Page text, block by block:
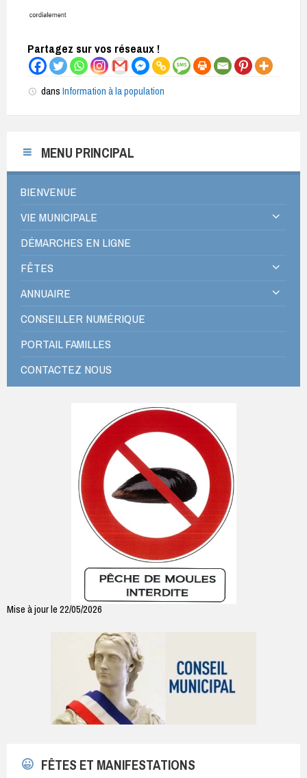
Partagez sur vos réseaux !
dans Information à la population
MENU PRINCIPAL
BIENVENUE
VIE MUNICIPALE
DÉMARCHES EN LIGNE
FÊTES
ANNUAIRE
CONSEILLER NUMÉRIQUE
PORTAIL FAMILLES
CONTACTEZ NOUS
Mise à jour le 22/05/2026
FÊTES ET MANIFESTATIONS